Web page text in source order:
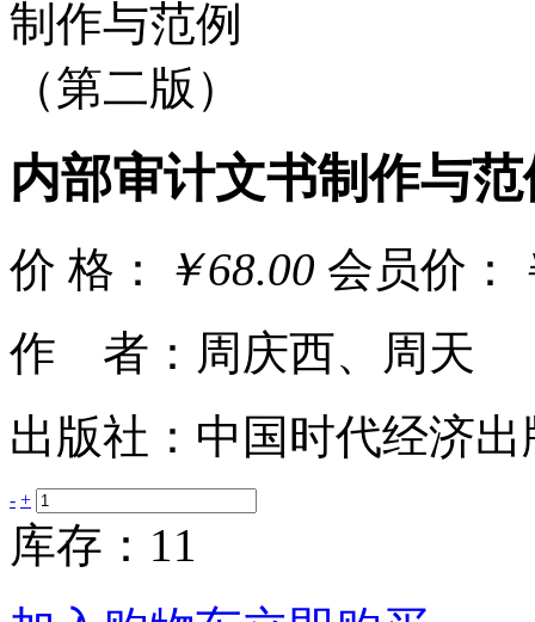
内部审计文书制作与
价 格： ￥68.00 会员价：
作 者：周庆西、周天
出版社：中国时代经济出
- +
库存：11